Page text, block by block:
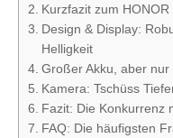
Kurzfazit zum HONOR
Design & Display:
Helligkeit
Großer Akku, aber
Kamera: Tschüss
Fazit: Die Konkurrenz
FAQ: Die häufigsten